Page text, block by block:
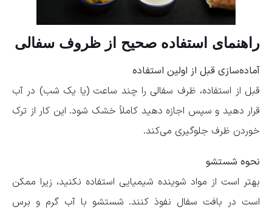
راهنمای استفاده صحیح از ظروف سفالی
آماده‌سازی قبل از اولین استفاده
قبل از استفاده، ظرف سفالی را چند ساعت (یا یک شب) در آب
قرار دهید و سپس اجازه دهید کاملاً خشک شود. این کار از ترک
خوردن ظرف جلوگیری می‌کند.
نحوه شستشو
بهتر است از مواد شوینده شیمیایی استفاده نکنید، زیرا ممکن
است در بافت سفال نفوذ کنند. شستشو با آب گرم و برس